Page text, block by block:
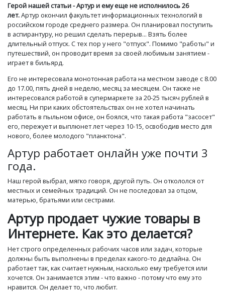
Герой нашей статьи - Артур и ему еще не исполнилось 26
лет.Артур окончил факультет информационных технологий в
российском городе среднего размера. Он планировал поступить
в аспирантуру, но решил сделать перерыв... Взять более
длительный отпуск. С тех пор у него "отпуск". Помимо "работы" и
путешествий, он проводит время за своей любимым занятием -
играет в бильярд.
Его не интересовала монотонная работа на местном заводе с 8.00
до 17.00, пять дней в неделю, месяц за месяцем. Он также не
интересовался работой в супермаркете за 20-25 тысяч рублей в
месяц. Ни при каких обстоятельствах он не хотел начинать
работать в пыльном офисе, он боялся, что такая работа "засосет"
его, пережует и выплюнет лет через 10-15, освободив место для
нового, более молодого "планктона".
Артур работает онлайн уже почти 3
года.
Наш герой выбрал, мягко говоря, другой путь. Он откололся от
местных и семейных традиций. Он не последовал за отцом,
матерью, братьями или сестрами.
Артур продает чужие товары в
Интернете. Как это делается?
Нет строго определенных рабочих часов или задач, которые
должны быть выполнены в пределах какого-то дедлайна. Он
работает так, как считает нужным, насколько ему требуется или
хочется. Он занимается этим - что важно - потому что ему это
нравится. Он делает то, что любит.